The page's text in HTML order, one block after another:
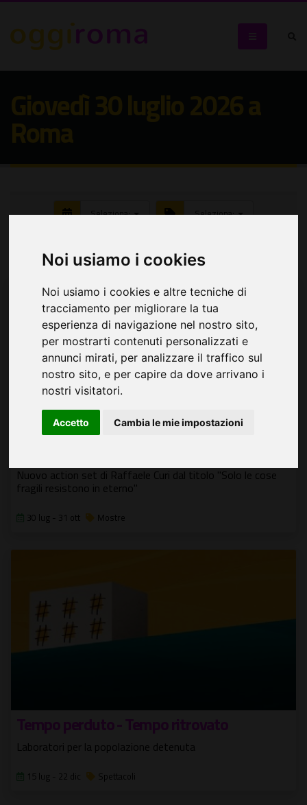
Noi usiamo i cookies
Noi usiamo i cookies e altre tecniche di
tracciamento per migliorare la tua
esperienza di navigazione nel nostro sito,
per mostrarti contenuti personalizzati e
annunci mirati, per analizzare il traffico sul
nostro sito, e per capire da dove arrivano i
nostri visitatori.
Accetto Cambia le mie impostazioni
Seleziona: Seleziona:
Nuovo action set di Raffaele Curi dal titolo "Solo le cose
fragili resistono in eterno"
30 lug - 31 ott Mostre
Tempo perduto - Tempo ritrovato
Laboratori per la popolazione detenuta
15 lug - 22 dic Spettacoli